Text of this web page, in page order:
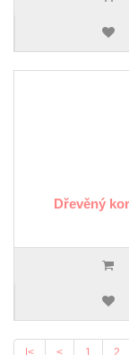
Dřevěný
|< < 1 2